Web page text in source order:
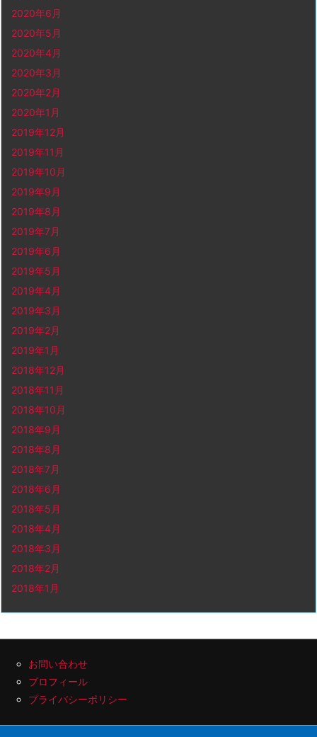
2020年6月
2020年5月
2020年4月
2020年3月
2020年2月
2020年1月
2019年12月
2019年11月
2019年10月
2019年9月
2019年8月
2019年7月
2019年6月
2019年5月
2019年4月
2019年3月
2019年2月
2019年1月
2018年12月
2018年11月
2018年10月
2018年9月
2018年8月
2018年7月
2018年6月
2018年5月
2018年4月
2018年3月
2018年2月
2018年1月
お問い合わせ
プロフィール
プライバシーポリシー